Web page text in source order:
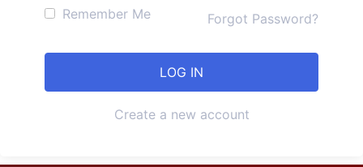
Remember Me Forgot Password?
Create a new account